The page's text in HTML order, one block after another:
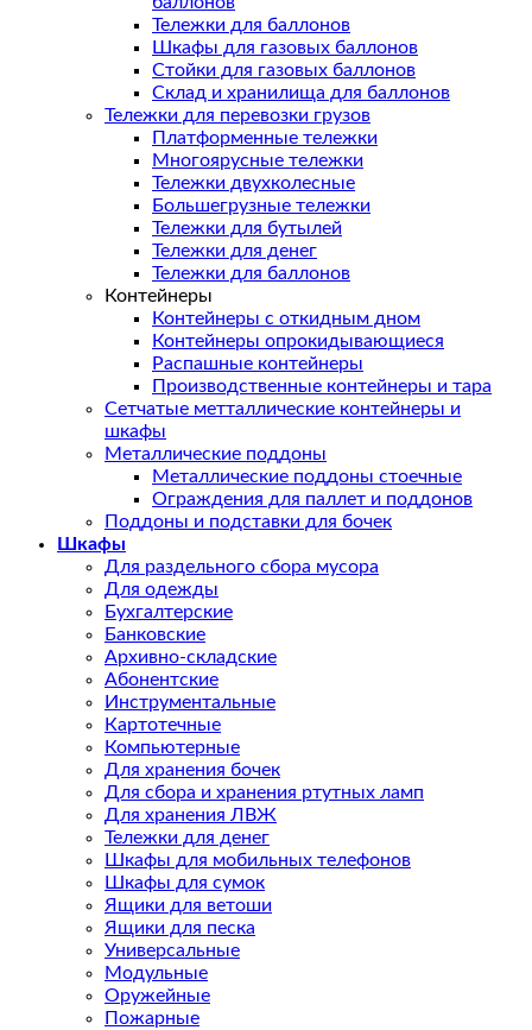
Тележки для баллонов
Шкафы для газовых баллонов
Стойки для газовых баллонов
Склад и хранилища для баллонов
Тележки для перевозки грузов
Платформенные тележки
Многоярусные тележки
Тележки двухколесные
Большегрузные тележки
Тележки для бутылей
Тележки для денег
Тележки для баллонов
Контейнеры
Контейнеры с откидным дном
Контейнеры опрокидывающиеся
Распашные контейнеры
Производственные контейнеры и тара
Сетчатые метталлические контейнеры и
шкафы
Металлические поддоны
Металлические поддоны стоечные
Ограждения для паллет и поддонов
Поддоны и подставки для бочек
Шкафы
Для раздельного сбора мусора
Для одежды
Бухгалтерские
Банковские
Архивно-складские
Абонентские
Инструментальные
Картотечные
Компьютерные
Для хранения бочек
Для сбора и хранения ртутных ламп
Для хранения ЛВЖ
Тележки для денег
Шкафы для мобильных телефонов
Шкафы для сумок
Ящики для ветоши
Ящики для песка
Универсальные
Модульные
Оружейные
Пожарные